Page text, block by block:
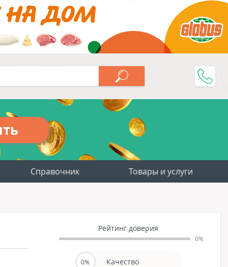
Справочник Товары и услуги
Рейтинг доверия
0%
0% Качество